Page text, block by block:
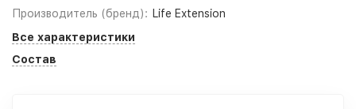
Производитель (бренд): Life Extension
Все характеристики
Состав